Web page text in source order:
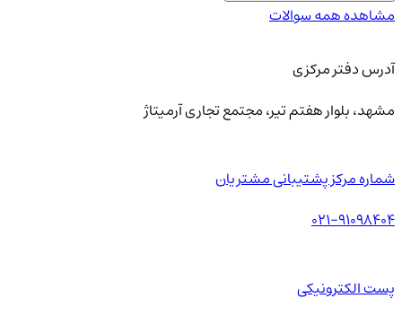
مشاهده همه سوالات
آدرس دفتر مرکزی
مشهد، بلوار هفتم تیر، مجتمع تجاری آرمیتاژ
شماره مرکز پشتیبانی مشتریان
021-91098404
پست الکترونیکی